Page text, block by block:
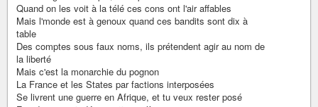
Quand on les voit à la télé ces cons ont l'air affables
Mais l'monde est à genoux quand ces bandits sont dix à
table
Des comptes sous faux noms, ils prétendent agir au nom de
la liberté
Mais c'est la monarchie du pognon
La France et les States par factions interposées
Se livrent une guerre en Afrique, et tu veux rester posé